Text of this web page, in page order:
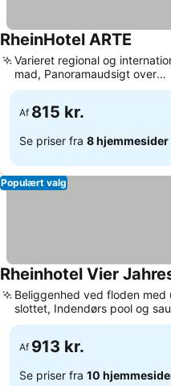
RheinHotel ARTE
Varieret regional og
mad, Panoramaudsigt over
Rhinen
Af 815 kr.
Se priser fra 8 hjemmesider
Populært valg
Rheinhotel Vier
Beliggenhed ved floden med
slottet, Indendørs pool og
afslapning
Af 913 kr.
Se priser fra 10